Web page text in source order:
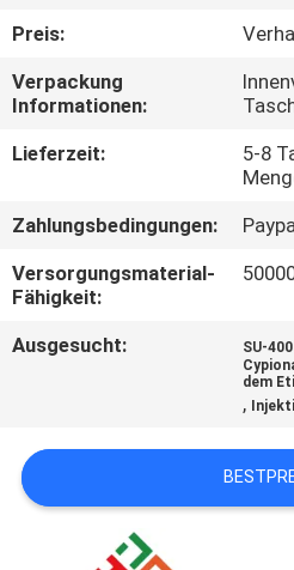
TRETEN
SIE
UNS
IN
VERBINDUNG
FÄLLE
SITEMAP
Preis:
Verpackung
Informationen:
Lieferzeit:
5-8
Zahlungsbedingungen:
Versorgungsmaterial-
Fähigkeit:
Ausgesucht: SU-
dem
,